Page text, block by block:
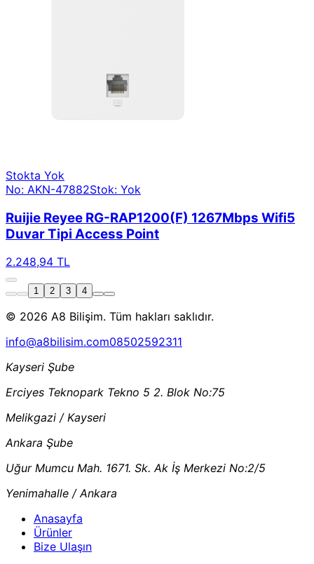
Stokta Yok
No: AKN-47882Stok: Yok
Ruijie Reyee RG-RAP1200(F) 1267Mbps Wifi5
Duvar Tipi Access Point
2.248,94 TL
1 2 3 4
© 2026 A8 Bilişim. Tüm hakları saklıdır.
info@a8bilisim.com08502592311
Kayseri Şube
Erciyes Teknopark Tekno 5 2. Blok No:75
Melikgazi / Kayseri
Ankara Şube
Uğur Mumcu Mah. 1671. Sk. Ak İş Merkezi No:2/5
Yenimahalle / Ankara
Anasayfa
Ürünler
Bize Ulaşın